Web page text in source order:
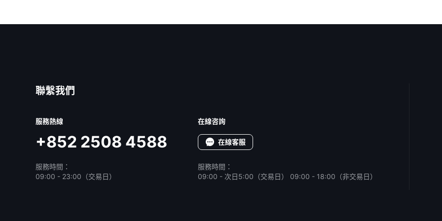
聯繫我們
服務熱線
+852 2508 4588
服務時間：
09:00 - 23:00（交易日）
在線咨詢
在線客服
服務時間：
09:00 - 次日5:00（交易日） 09:00 - 18:00（非交易日）